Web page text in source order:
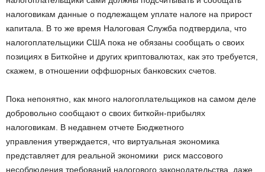
налоговикам данные о подлежащем уплате налоге на прирост
капитала. В то же время Налоговая Служба подтвердила, что
налогоплательщики США пока не обязаны сообщать о своих
позициях в Биткойне и других криптовалютах, как это требуется,
скажем, в отношении оффшорных банковских счетов.
Пока непонятно, как много налогоплательщиков на самом деле
добровольно сообщают о своих биткойн-прибылях
налоговикам. В недавнем отчете Бюджетного
управления утверждается, что виртуальная экономика
представляет для реальной экономики риск массового
несоблюдения требований налогового законодательства, даже